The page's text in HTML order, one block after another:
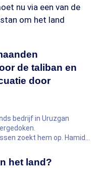
nu via een van de
om het land
de taliban en
door
bedrijf in Uruzgan
zoekt hem op. Hamid
het land?